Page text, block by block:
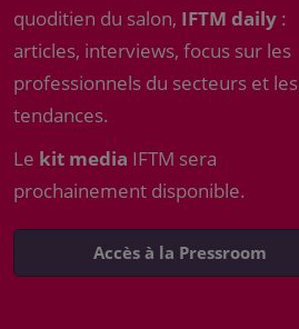
quoditien du salon, IFTM daily :
articles, interviews, focus sur les
professionnels du secteurs et les
tendances.
Le kit media IFTM sera
prochainement disponible.
Accès à la Pressroom